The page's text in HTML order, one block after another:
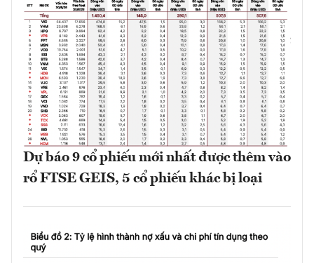
Dự báo 9 cổ phiếu mới nhất được thêm vào
rổ FTSE GEIS, 5 cổ phiếu khác bị loại